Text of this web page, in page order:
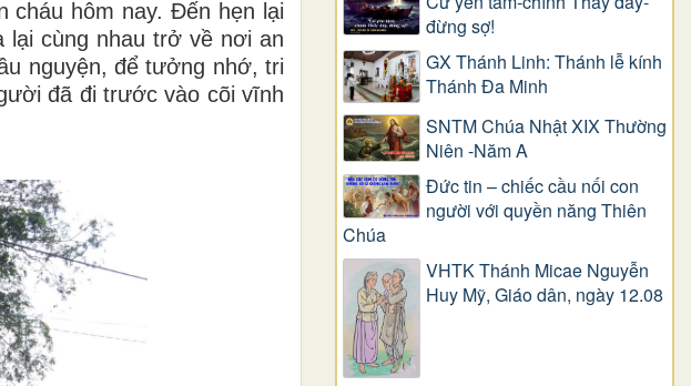
cháu hôm nay. Đến hẹn lại
lại cùng nhau trở về nơi an
nguyện, để tưởng nhớ, tri
đã đi trước vào cõi vĩnh
đừng sợ!
GX Thánh Linh: Thánh lễ kính
Thánh Đa Minh
SNTM Chúa Nhật XIX Thường
Niên -Năm A
Đức tin – chiếc cầu nối con
người với quyền năng Thiên
Chúa
VHTK Thánh Micae Nguyễn
Huy Mỹ, Giáo dân, ngày 12.08